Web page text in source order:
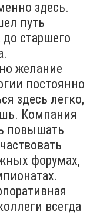
здесь.
путь
старшего
желание
постоянно
здесь легко,
Компания
повышать
форумах,
всегда